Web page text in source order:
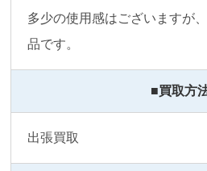
多少の使用感はございますが
品です。
■買取方
出張買取